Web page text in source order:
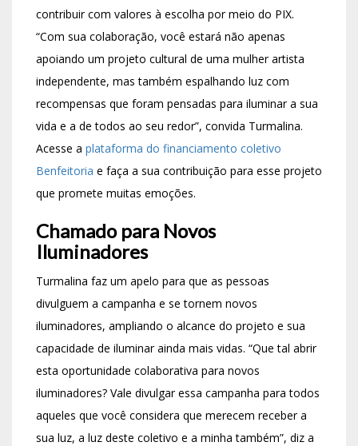
contribuir com valores à escolha por meio do PIX.
“Com sua colaboração, você estará não apenas
apoiando um projeto cultural de uma mulher artista
independente, mas também espalhando luz com
recompensas que foram pensadas para iluminar a sua
vida e a de todos ao seu redor”, convida Turmalina.
Acesse a plataforma do financiamento coletivo
Benfeitoria e faça a sua contribuição para esse projeto
que promete muitas emoções.
Chamado para Novos
Iluminadores
Turmalina faz um apelo para que as pessoas
divulguem a campanha e se tornem novos
iluminadores, ampliando o alcance do projeto e sua
capacidade de iluminar ainda mais vidas. “Que tal abrir
esta oportunidade colaborativa para novos
iluminadores? Vale divulgar essa campanha para todos
aqueles que você considera que merecem receber a
sua luz, a luz deste coletivo e a minha também”, diz a